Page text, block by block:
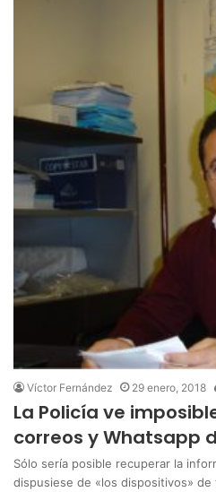
Víctor Fernández 29 enero, 2018
La Policía ve
correos y Whatsapp
Sólo sería posible recuperar la
dispusiese de «los dispositivos»